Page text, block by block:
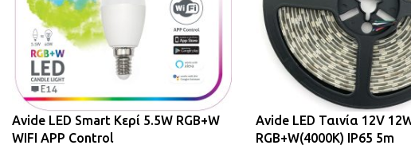
Avide LED Smart Κερί 5.5W RGB+W
WIFI APP Control
Avide LED Ταινία 12V
RGB+W(4000K) IP65 5m